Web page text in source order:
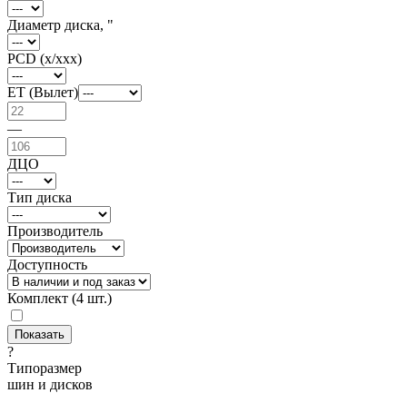
Диаметр диска, "
PCD (x/xxx)
ET (Вылет)
—
ДЦО
Тип диска
Производитель
Доступность
Комплект (4 шт.)
?
Типоразмер
шин и дисков